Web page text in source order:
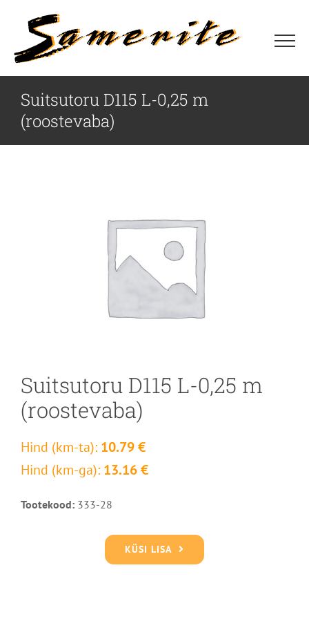
content
Suitsutoru D115 L-0,25 m
(roostevaba)
Suitsutoru D115 L-0,25 m
(roostevaba)
Hind (km-ta): 10.79 €
Hind (km-ga): 13.16 €
Tootekood: 333-28
KÜSI LISA